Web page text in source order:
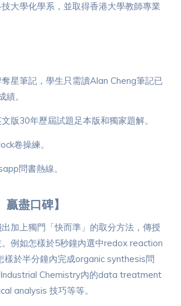
大學化學系，並取得香港大學教師專業
星筆記，學生只需讀Alan Cheng筆記已
。
版30年歷屆試題足本版和獨家題解。
卷操練。
問書熱線。
贏盡口碑】
加上獨門「快而準」的取分方法，傳授
例如怎樣於5秒鐘內選中redox reaction
樣於半分鐘內完成organic synthesis問
Industrial Chemistry內的data treatment
analysis 技巧等等。